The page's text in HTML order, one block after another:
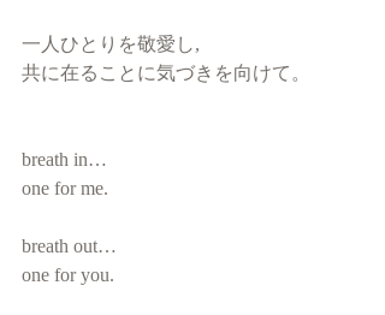
一人ひとりを敬愛し,
共に在ることに気づきを向けて。
breath in…
one for me.
breath out…
one for you.